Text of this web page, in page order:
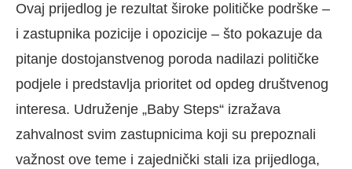
Ovaj prijedlog je rezultat široke političke podrške –
i zastupnika pozicije i opozicije – što pokazuje da
pitanje dostojanstvenog poroda nadilazi političke
podjele i predstavlja prioritet od opdeg društvenog
interesa. Udruženje „Baby Steps“ izražava
zahvalnost svim zastupnicima koji su prepoznali
važnost ove teme i zajednički stali iza prijedloga,